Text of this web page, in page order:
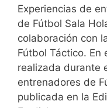
Experiencias de
de Fútbol Sala
colaboración con
Fútbol Táctico. En
realizada durante
entrenadores de
publicada en la